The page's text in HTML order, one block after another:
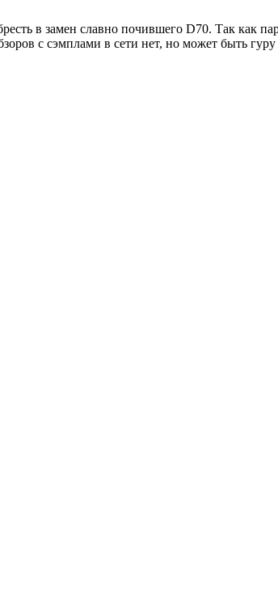
в замен славно почившего D70. Так как
с сэмплами в сети нет, но может быть